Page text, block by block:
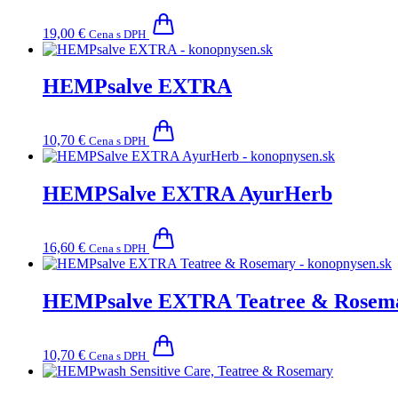
19,00 € Cena s DPH
HEMPsalve EXTRA
10,70 € Cena s DPH
HEMPSalve EXTRA AyurHerb
16,60 € Cena s DPH
HEMPsalve EXTRA Teatree &
10,70 € Cena s DPH